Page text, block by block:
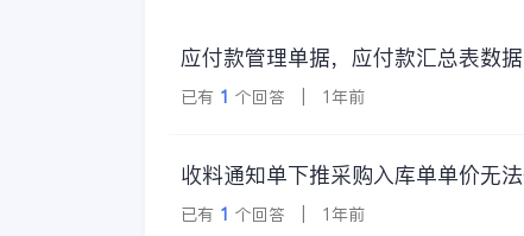
应付款管理单据，应付款汇总表数据
已有 1 个回答 | 1年前
收料通知单下推采购入库单单价无
已有 1 个回答 | 1年前